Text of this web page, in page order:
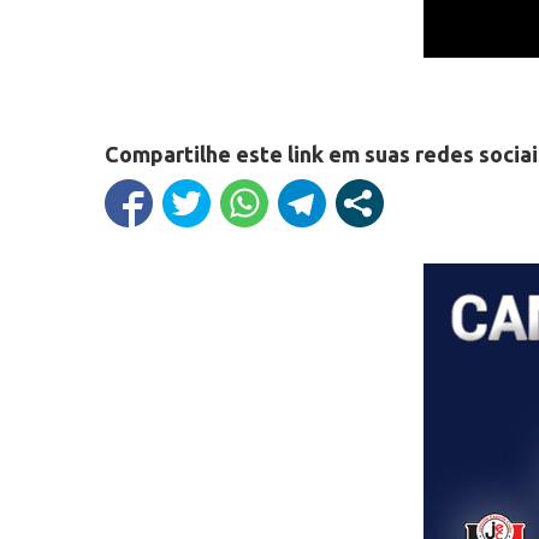
Compartilhe este link em suas redes